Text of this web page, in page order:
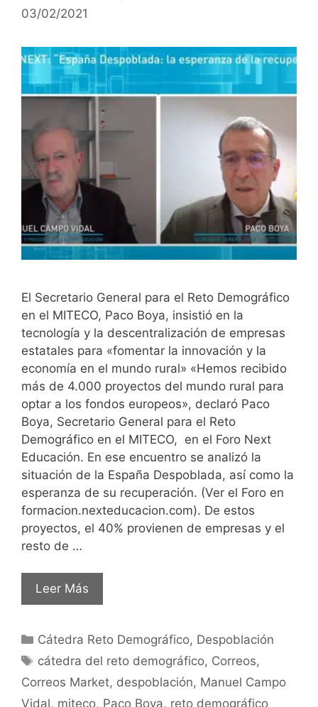
03/02/2021
El Secretario General para el Reto Demográfico
en el MITECO, Paco Boya, insistió en la
tecnología y la descentralización de empresas
estatales para «fomentar la innovación y la
economía en el mundo rural» «Hemos recibido
más de 4.000 proyectos del mundo rural para
optar a los fondos europeos», declaró Paco
Boya, Secretario General para el Reto
Demográfico en el MITECO, en el Foro Next
Educación. En ese encuentro se analizó la
situación de la España Despoblada, así como la
esperanza de su recuperación. (Ver el Foro en
formacion.nexteducacion.com). De estos
proyectos, el 40% provienen de empresas y el
resto de …
Leer Más
Cátedra Reto Demográfico, Despoblación
cátedra del reto demográfico, Correos,
Correos Market, despoblación, Manuel Campo
Vidal, miteco, Paco Boya, reto demográfico